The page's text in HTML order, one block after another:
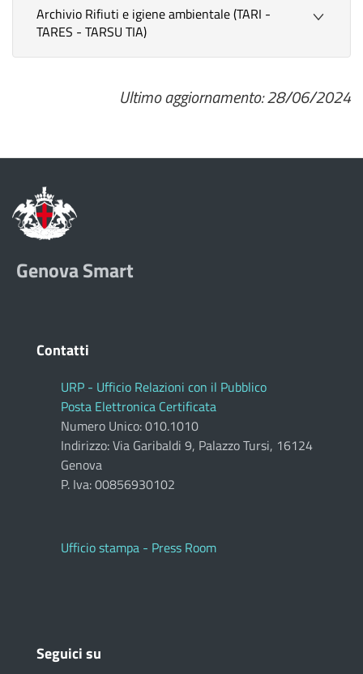
Archivio Rifiuti e igiene ambientale (TARI -
TARES - TARSU TIA)
Ultimo aggiornamento: 28/06/2024
Genova Smart
Contatti
URP - Ufficio Relazioni con il Pubblico
Posta Elettronica Certificata
Numero Unico: 010.1010
Indirizzo: Via Garibaldi 9, Palazzo Tursi, 16124
Genova
P. Iva: 00856930102
Ufficio stampa - Press Room
Seguici su